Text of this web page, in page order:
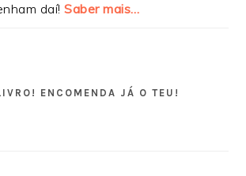
daí!Saber mais…
ENCOMENDA JÁ O TEU!